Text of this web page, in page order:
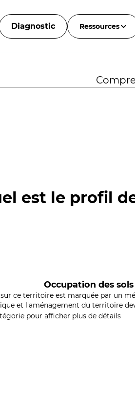
Diagnostic Ressources
est le profil
Occupation des
ce territoire est marquée par un
et l'aménagement du territoire
pour afficher plus de détails